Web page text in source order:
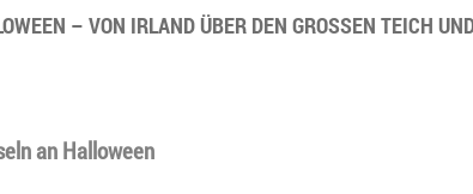
– VON IRLAND ÜBER DEN GROSSEN TEICH UND
an Halloween